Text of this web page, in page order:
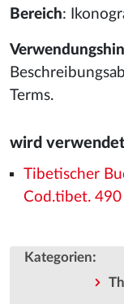
Bereich:
Terms.
wird
Tibetischer
Cod.tibet. 490
Kategorien: